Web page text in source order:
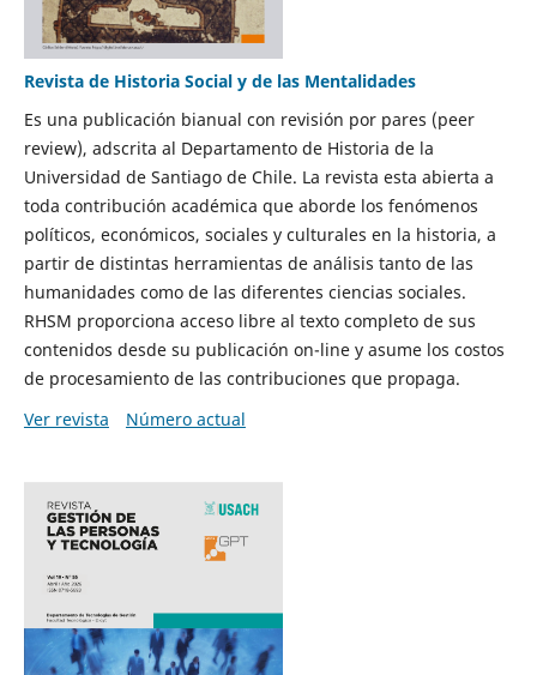
Revista de Historia Social y de las Mentalidades
Es una publicación bianual con revisión por pares (peer
review), adscrita al Departamento de Historia de la
Universidad de Santiago de Chile. La revista esta abierta a
toda contribución académica que aborde los fenómenos
políticos, económicos, sociales y culturales en la historia, a
partir de distintas herramientas de análisis tanto de las
humanidades como de las diferentes ciencias sociales.
RHSM proporciona acceso libre al texto completo de sus
contenidos desde su publicación on-line y asume los costos
de procesamiento de las contribuciones que propaga.
Ver revista
Número actual